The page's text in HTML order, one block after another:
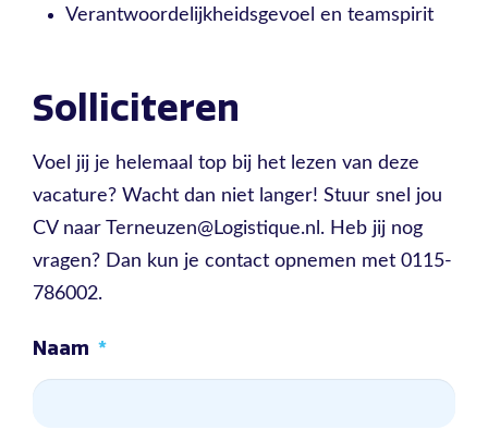
Verantwoordelijkheidsgevoel en teamspirit
Solliciteren
Voel jij je helemaal top bij het lezen van deze
vacature? Wacht dan niet langer! Stuur snel jou
CV naar Terneuzen@Logistique.nl. Heb jij nog
vragen? Dan kun je contact opnemen met 0115-
786002.
Naam *